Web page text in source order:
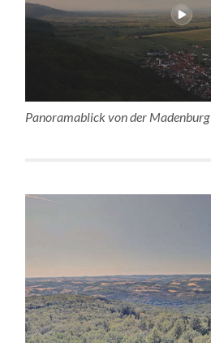
Panoramablick von der Madenburg